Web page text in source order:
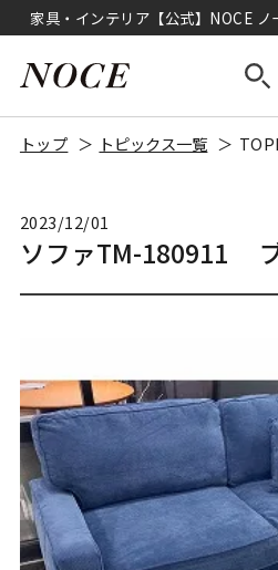
家具・インテリア【公式】NOCE
トップ トピックス一覧
2023/12/01
ソファTM-180911